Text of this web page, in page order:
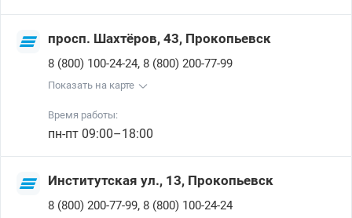
просп. Шахтёров, 43, Прокопьевск
8 (800) 100-24-24, 8 (800) 200-77-99
Показать на карте
Время работы:
пн-пт 09:00–18:00
Институтская ул., 13, Прокопьевск
8 (800) 200-77-99, 8 (800) 100-24-24